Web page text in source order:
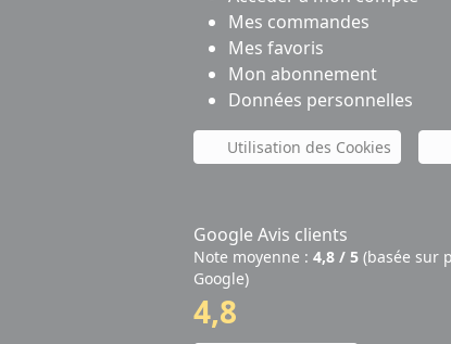
Mes commandes
Mes favoris
Mon abonnement
Données personnelles
Utilisation des Cookies
Google Avis clients
Note moyenne : 4,8 / 5 (basée sur
Google)
4,8